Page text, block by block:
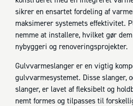
sikrer en ensartet fordeling af
maksimerer systemets effektivitet.
nemme at installere, hvilket gør
nybyggeri og renoveringsprojekter.
Gulvvarmeslanger er en vigtig
gulvvarmesystemet. Disse slanger,
slanger, er lavet af fleksibelt og
nemt formes og tilpasses til